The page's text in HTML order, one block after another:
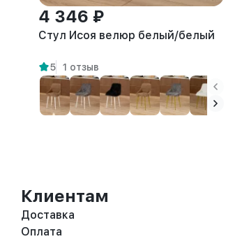
4 346 ₽
Стул Исоя велюр белый/белый
5 1 отзыв
Клиентам
Доставка
Оплата